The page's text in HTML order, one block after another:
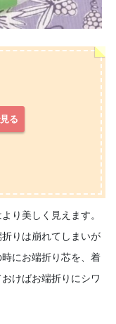
る
り美しく見えます。
りは崩れてしまいが
にお端折り芯を、着
けばお端折りにシワ